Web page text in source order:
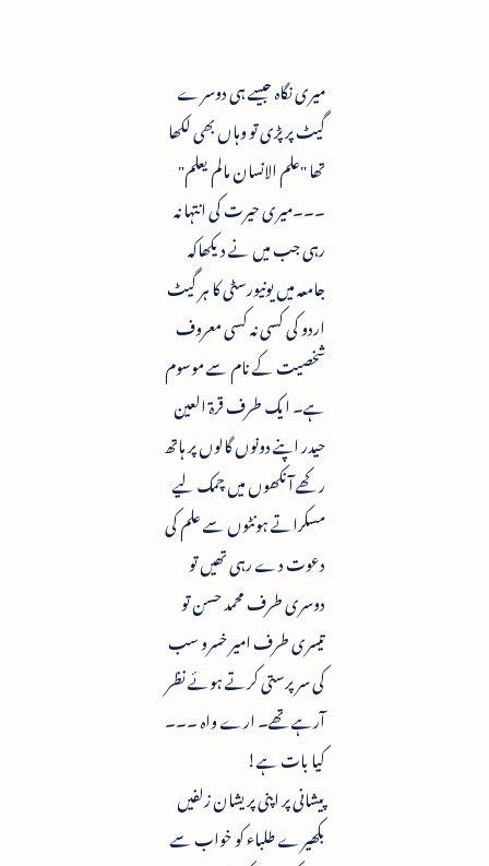
میری نگاہ جیسے ہی دوسرے
گیٹ پر پڑی تو وہاں بھی لکھا
تھا "علم الانسان مالم یعلم"
۔۔۔میری حیرت کی انتہا نہ
رہی جب میں نے دیکھاکہ
جامعہ میں یونیورسٹی کا ہر گیٹ
اردو کی کسی نہ کسی معروف
شخصیت کے نام سے موسوم
ہے۔ ایک طرف قرۃ العین
حیدر اپنے دونوں گالوں پر ہاتھ
رکھے آنکھوں میں چمک لیے
مسکراتے ہونٹوں سے علم کی
دعوت دے رہی تھیں تو
دوسری طرف محمد حسن تو
تیسری طرف امیر خسرو سب
کی سرپرستی کرتے ہوئے نظر
آرہے تھے۔ ارے واہ ۔۔۔
کیا بات ہے!
پیشانی پر اپنی پریشان زلفیں
بکھیرے طلباء کو خواب سے